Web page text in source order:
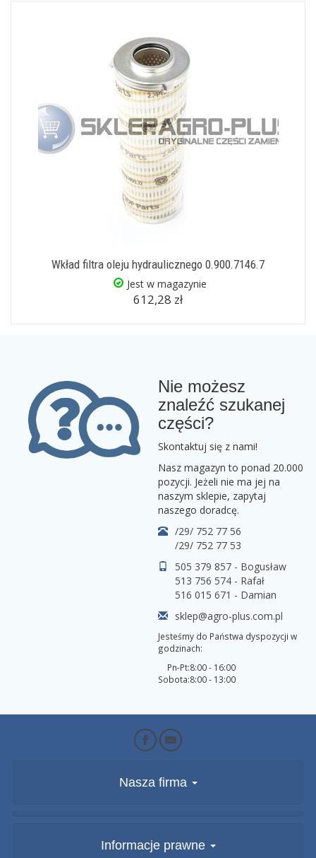
Wkład filtra oleju hydraulicznego 0.900.7146.7
Jest w magazynie
612,28 zł
Nie możesz
znaleźć szukanej
części?
Skontaktuj się z nami!
Nasz magazyn to ponad 20.000
pozycji. Jeżeli nie ma jej na
naszym sklepie, zapytaj
naszego doradcę.
/29/ 752 77 56
/29/ 752 77 53
505 379 857 - Bogusław
513 756 574 - Rafał
516 015 671 - Damian
sklep@agro-plus.com.pl
Jesteśmy do Państwa dyspozycji w
godzinach:
Pn-Pt:
Sobota:
8:00 - 16:00
8:00 - 13:00
Nasza firma
Informacje prawne